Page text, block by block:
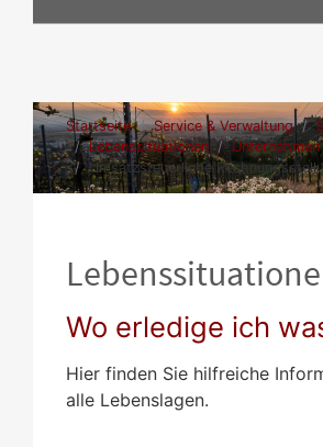
Startseite Service & Verwaltung
Lebenssituationen
Umsatzsteuerliche
Wo erledige ich
Hier finden Sie hilfreiche
alle Lebenslagen.